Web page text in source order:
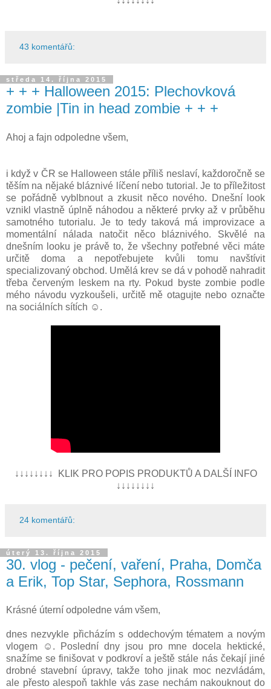
43 komentářů:
středa 14. října 2015
+ + + Halloween 2015: Plechovková
zombie |Tin in head zombie + + +
Ahoj a fajn odpoledne všem,
i když v ČR se Halloween stále příliš neslaví, každoročně se
těším na nějaké bláznivé líčení nebo tutorial. Je to příležitost
se pořádně vyblbnout a zkusit něco nového. Dnešní look
vznikl vlastně úplně náhodou a některé prvky až v průběhu
samotného tutorialu. Je to tedy taková má improvizace a
momentální nálada natočit něco bláznivého. Skvělé na
dnešním looku je právě to, že všechny potřebné věci máte
určitě doma a nepotřebujete kvůli tomu navštívit
specializovaný obchod. Umělá krev se dá v pohodě nahradit
třeba červeným leskem na rty. Pokud byste zombie podle
mého návodu vyzkoušeli, určitě mě otagujte nebo označte
na sociálních sítích ☺.
↓↓↓↓↓↓↓↓ KLIK PRO POPIS PRODUKTŮ A DALŠÍ INFO
↓↓↓↓↓↓↓↓
24 komentářů:
úterý 13. října 2015
30. vlog - pečení, vaření, Praha, Domča
a Erik, Top Star, Sephora, Rossmann
Krásné úterní odpoledne vám všem,
dnes nezvykle přicházím s oddechovým tématem a novým
vlogem ☺. Poslední dny jsou pro mne docela hektické,
snažíme se finišovat v podkroví a ještě stále nás čekají jiné
drobné stavební úpravy, takže toho jinak moc nezvládám,
ale přesto alespoň takhle vás zase nechám nakouknout do